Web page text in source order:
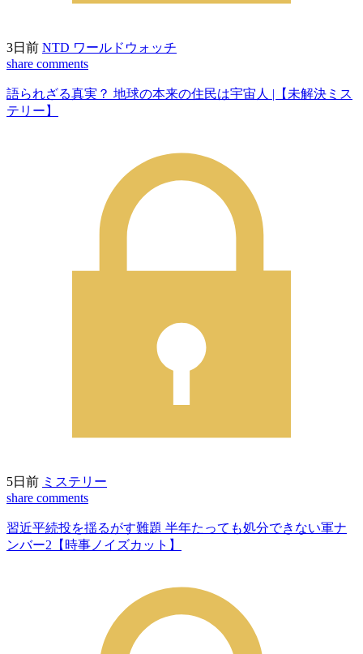
3日前 NTD ワールドウォッチ
share comments
語られざる真実？ 地球の本来の住民は宇宙人 |【未解決ミス
テリー】
5日前 ミステリー
share comments
習近平続投を揺るがす難題 半年たっても処分できない軍ナ
ンバー2【時事ノイズカット】